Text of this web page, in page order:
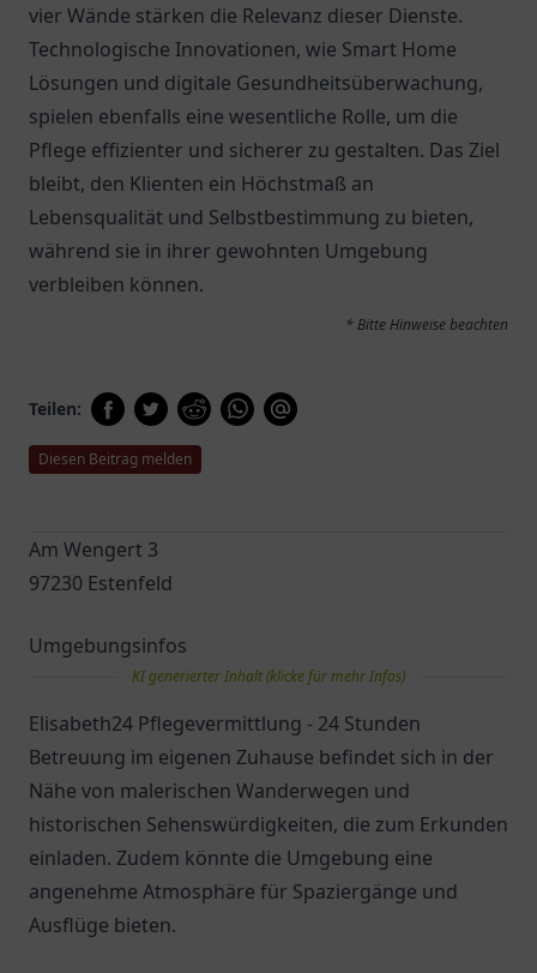
vier Wände stärken die Relevanz dieser Dienste.
Technologische Innovationen, wie Smart Home
Lösungen und digitale Gesundheitsüberwachung,
spielen ebenfalls eine wesentliche Rolle, um die
Pflege effizienter und sicherer zu gestalten. Das Ziel
bleibt, den Klienten ein Höchstmaß an
Lebensqualität und Selbstbestimmung zu bieten,
während sie in ihrer gewohnten Umgebung
verbleiben können.
* Bitte Hinweise beachten
Teilen:
Diesen Beitrag melden
Am Wengert 3
97230 Estenfeld
Umgebungsinfos
KI generierter Inhalt (klicke für mehr Infos)
Elisabeth24 Pflegevermittlung - 24 Stunden
Betreuung im eigenen Zuhause befindet sich in der
Nähe von malerischen Wanderwegen und
historischen Sehenswürdigkeiten, die zum Erkunden
einladen. Zudem könnte die Umgebung eine
angenehme Atmosphäre für Spaziergänge und
Ausflüge bieten.